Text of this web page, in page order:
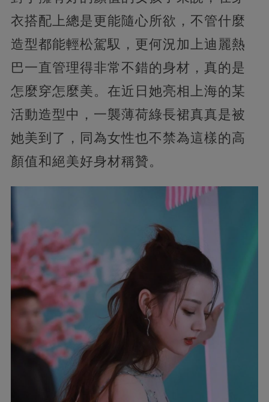
衣搭配上總是更能隨心所欲，不管什麼
造型都能輕松駕馭，更何況加上迪麗熱
巴一直管理得非常不錯的身材，真的是
怎麼穿怎麼美。在近日她亮相上海的某
活動造型中，一襲薄荷綠長裙真真是被
她美到了，同為女性也不禁為這樣的高
顏值和絕美好身材稱贊。